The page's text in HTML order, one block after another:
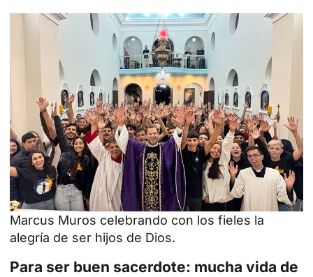
Marcus Muros celebrando con los fieles la
alegría de ser hijos de Dios.
Para ser buen sacerdote: mucha vida de